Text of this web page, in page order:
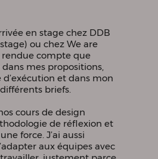
en stage chez DDB
ou chez We are
rendue compte que
mes propositions,
et dans mon
briefs.
cours de design
de réflexion et
force. J’ai aussi
aux équipes avec